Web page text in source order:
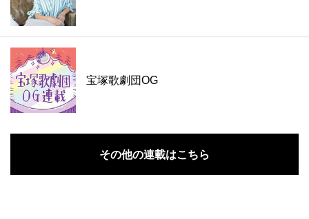
宝塚歌劇団OG
その他の連載はこちら